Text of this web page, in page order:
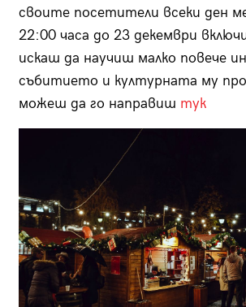
своите посетители всеки ден
22:00 часа до 23 декември
искаш да научиш малко повече
събитието и културната му
можеш да го направиш тук